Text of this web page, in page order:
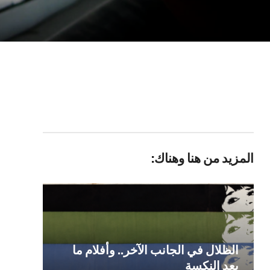
المزيد من هنا وهناك:
الظلال في الجانب الآخر.. وأفلام ما
بعد النكسة